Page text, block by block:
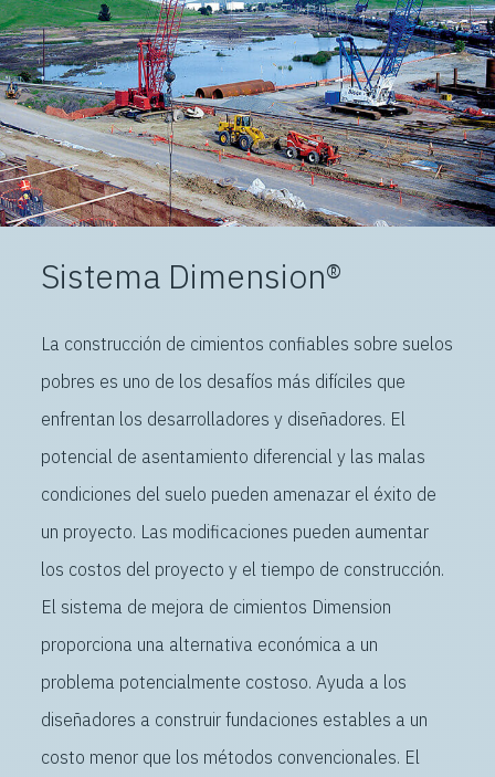
Sistema Dimension®
La construcción de cimientos confiables sobre suelos
pobres es uno de los desafíos más difíciles que
enfrentan los desarrolladores y diseñadores. El
potencial de asentamiento diferencial y las malas
condiciones del suelo pueden amenazar el éxito de
un proyecto. Las modificaciones pueden aumentar
los costos del proyecto y el tiempo de construcción.
El sistema de mejora de cimientos Dimension
proporciona una alternativa económica a un
problema potencialmente costoso. Ayuda a los
diseñadores a construir fundaciones estables a un
costo menor que los métodos convencionales. El